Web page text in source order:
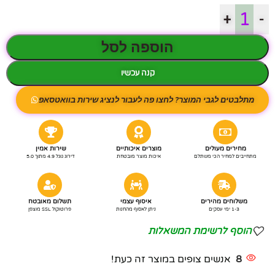
-
+
הוספה לסל
קנה עכשיו
מתלבטים לגבי המוצר? לחצו פה לעבור לנציג שירות בוואטסאפ
מחירים מעולים
מתחייבים למחיר הכי משתלם
מוצרים איכותיים
איכות מוצר מובטחת
שירות אמין
דירוג גוגל 4.9 מתוך 5.0
משלוחים מהירים
1-3 ימי עסקים
איסוף עצמי
ניתן לאסוף מהחנות
תשלום מאובטח
פרוטוקול SSL מוצפן
הוסף לרשימת המשאלות
8 אנשים צופים במוצר זה כעת!